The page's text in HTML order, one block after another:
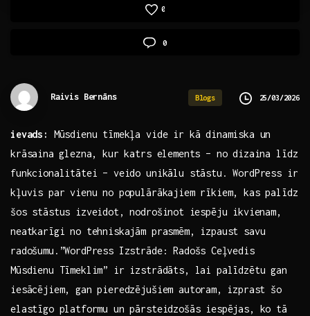
0
0
Raivis Bernāns Blogs 25/03/2026
ievads:
Mūsdienu tīmekļa vide ir kā dinamiska un
krāsaina⁢ glezna, kur katrs elements – no dizaina līdz
funkcionalitātei – veido unikālu stāstu. WordPress ir
kļuvis par vienu no populārākajiem rīkiem, kas palīdz
šos stāstus izveidot, nodrošinot ⁣iespēju ikvienam,
neatkarīgi no tehniskajām prasmēm, izpaust savu⁢
radošumu.”WordPress Izstrāde: Radošs ⁢Ceļvedis
Mūsdienu Tīmeklim” ir izstrādāts, lai ‌palīdzētu gan
iesācējiem, gan pieredzējušiem autoram,⁤ izprast šo
elastīgo platformu un pārsteidzošās iespējas, ko tā